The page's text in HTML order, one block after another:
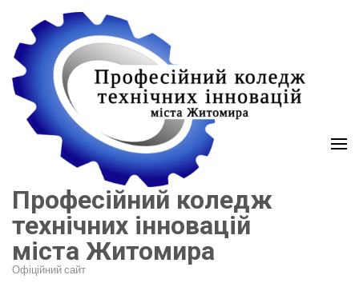
вмісту
(натисніть
Enter)
Професійний коледж
технічних інновацій
міста Житомира
Офіційний сайт